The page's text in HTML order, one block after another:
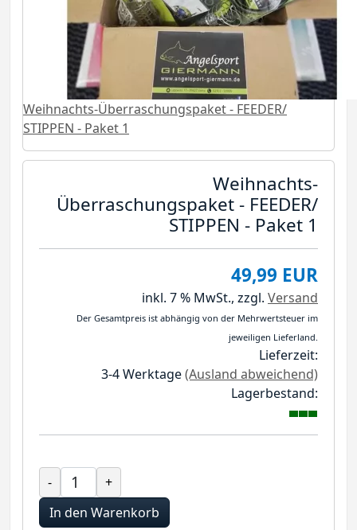
Weihnachts-Überraschungspaket - FEEDER/
STIPPEN - Paket 1
Weihnachts-
Überraschungspaket - FEEDER/
STIPPEN - Paket 1
49,99 EUR
inkl. 7 % MwSt., zzgl. Versand
Der Gesamtpreis ist abhängig von der Mehrwertsteuer im
jeweiligen Lieferland.
Lieferzeit:
3-4 Werktage(Ausland abweichend)
Lagerbestand:
-
+
In den Warenkorb